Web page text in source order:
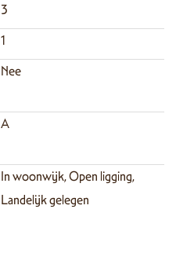
3
1
Nee
A
In woonwijk, Open ligging,
Landelijk gelegen